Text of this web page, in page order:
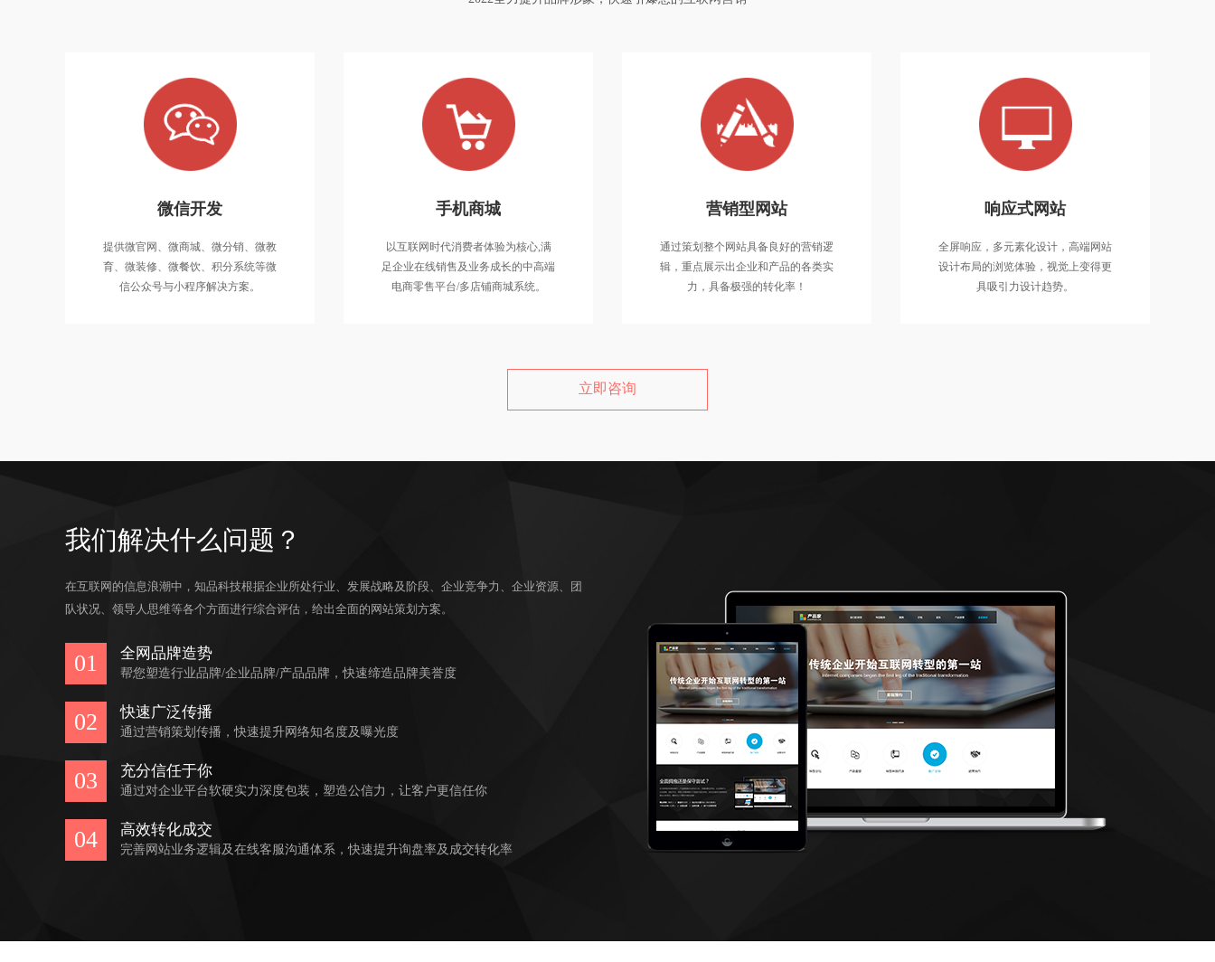
微信开发
提供微官网、微商城、微分销、微教
育、微装修、微餐饮、积分系统等微
信公众号与小程序解决方案。
微信开发
手机商城
以互联网时代消费者体验为核心,满
足企业在线销售及业务成长的中高端
电商零售平台/多店铺商城系统。
手机商城
营销型网站
通过策划整个网站具备良好的营销逻
辑，重点展示出企业和产品的各类实
力，具备极强的转化率！
营销型网站
响应式网站
全屏响应，多元素化设计，高端网站
设计布局的浏览体验，视觉上变得更
具吸引力设计趋势。
立即咨询
我们解决什么问题？
在互联网的信息浪潮中，知品科技根据企业所处行业、发展战略及阶段、企业竞争力、企业资源、团
队状况、领导人思维等各个方面进行综合评估，给出全面的网站策划方案。
01 全网品牌造势
帮您塑造行业品牌/企业品牌/产品品牌，快速缔造品牌美誉度
02 快速广泛传播
通过营销策划传播，快速提升网络知名度及曝光度
03 充分信任于你
通过对企业平台软硬实力深度包装，塑造公信力，让客户更信任你
04 高效转化成交
完善网站业务逻辑及在线客服沟通体系，快速提升询盘率及成交转化率